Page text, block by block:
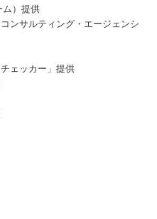
）提供
ンサルティング・エージェンシ
ェッカー」提供